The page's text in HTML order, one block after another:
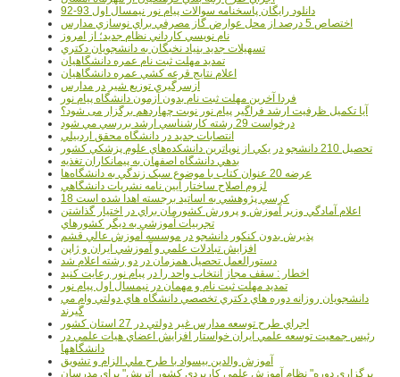
دانلود رایگان پاسخنامه سوالات پیام نور نیمسال اول 93-92
اختصاص 5 درصد از محل عوارض گاز مصرفي براي نوسازي مدارس
نام نويسي کارداني نظام جديد؛ از امروز
تسهيلات جديد بنياد نخبگان به دانشجويان دکتري
تمديد مهلت ثبت نام عمره دانشگاهيان
اعلام نتايج قرعه کشي عمره دانشگاهيان
ازسرگيري توزيع شير در مدارس
فردا آخرین مهلت ثبت نام بدون آزمون دانشگاه پیام نور
آیا تکمیل ظرفیت ارشد فراگیر پیام نور نوبت چهاردهم برگزار می شود؟
درخواست 29 رشته کارشناسي ارشد بررسي مي شود
انتصابات جديد در دانشگاه محقق اردبيلي
تحصيل 210 دانشجو در يکي از نوپاترين دانشکده‌هاي علوم پزشکي کشور
بدهي دانشگاه اصفهان به پيمانکاران تغذيه
عرضه 20 عنوان کتاب با موضوع سبک زندگي به دانشگاه‌ها
لزوم اصلاح ساختار آيين نامه نشريات دانشگاهي
18 کرسي پژوهشي به اساتيد برجسته اهدا شده است
اعلام آمادگي وزير آموزش و پرورش کشورمان براي در اختيار گذاشتن
تجربيات آموزشي به ديگر کشورهاي
پذيرش بدون کنکور دانشجو در موسسه آموزش عالي قشم
افزايش تبادلات علمي و آموزشي ايران و ژاپن
دستورالعمل تحصیل همزمان در دو رشته اعلام شد
اخطار : سقف مجاز انتخاب واحد را در پیام نور رعایت کنید
تمدید مهلت ثبت نام و مهمان در نیمسال اول پیام نور
دانشجويان روزانه دوره هاي دكتري تخصصي دانشگاه هاي دولتي وام مي
گيرند
اجراي طرح توسعه مدارس غير دولتي در 27 استان کشور
رئيس جمعيت توسعه علمي ايران خواستار افزايش اعضاي هيات علمي در
دانشگاهها
آموزش والدين بيسواد با طرح ملي الزام و تشويق
برگزاري دوره" نظام آموزش علمي كاربردي كشور اتريش" براي مدرسان